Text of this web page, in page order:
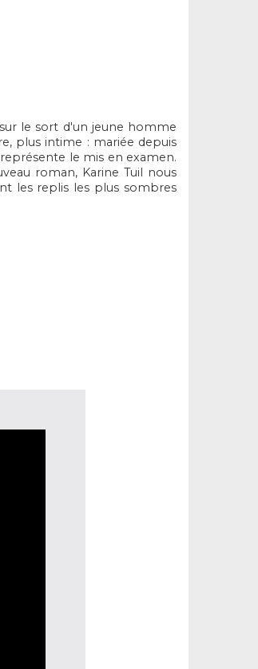
sur le sort d'un jeune homme
plus intime : mariée depuis
le mis en examen.
roman, Karine Tuil nous
les replis les plus sombres